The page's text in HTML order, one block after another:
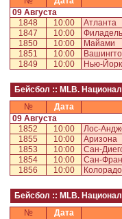
09 Августа
1848
10:00 Атланта
1847
10:00
1850
10:00 Майами
1851
10:00
1849
10:00 Нью-
Бейсбол :: MLB.
№
Дата
09 Августа
1852
10:00 Лос-
1855
10:00 Аризона
1853
10:00 Сан-
1854
10:00 Сан-
1856
10:00 Колорадо
Бейсбол :: MLB.
№
Дата